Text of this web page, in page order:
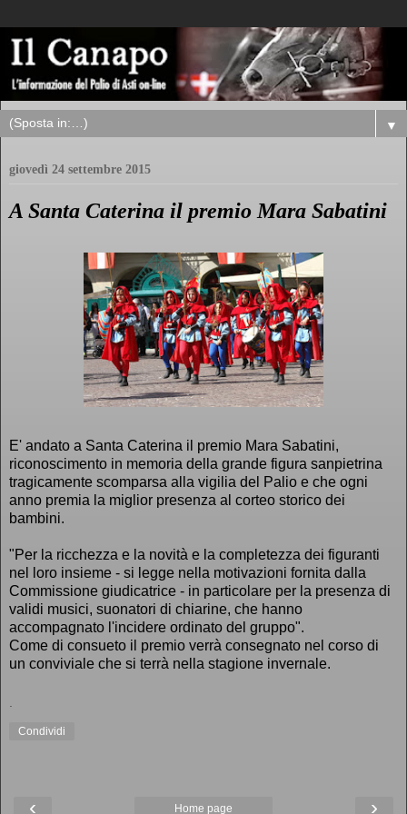
▼
giovedì 24 settembre 2015
A Santa Caterina il premio Mara Sabatini
E' andato a Santa Caterina il premio Mara Sabatini,
riconoscimento in memoria della grande figura sanpietrina
tragicamente scomparsa alla vigilia del Palio e che ogni
anno premia la miglior presenza al corteo storico dei
bambini.
"Per la ricchezza e la novità e la completezza dei figuranti
nel loro insieme - si legge nella motivazioni fornita dalla
Commissione giudicatrice - in particolare per la presenza di
validi musici, suonatori di chiarine, che hanno
accompagnato l'incidere ordinato del gruppo".
Come di consueto il premio verrà consegnato nel corso di
un conviviale che si terrà nella stagione invernale.
.
Condividi
‹ ›
Home page